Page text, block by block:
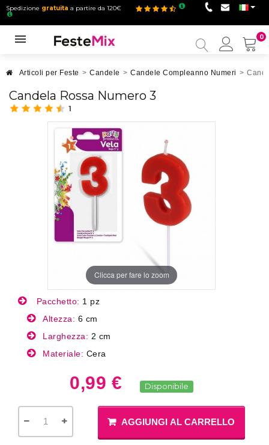
Spedizione gratuita a partire da 120€
0
mio
Articoli per Feste > Candele > Candele Compleanno Numeri >
Candela Rossa Numero 3
1
Clicca per fare lo zoom
Pacchetto: 1 pz
Altezza: 6 cm
Larghezza: 2 cm
Materiale: Cera
0,99 € Disponibile
AGGIUNGI AL CARRELLO